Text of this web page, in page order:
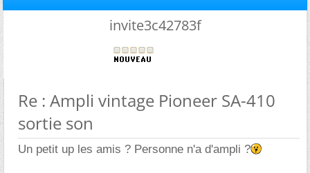
invite3c42783f
Re : Ampli vintage Pioneer SA-410
sortie son
Un petit up les amis ? Personne n'a d'ampli ?